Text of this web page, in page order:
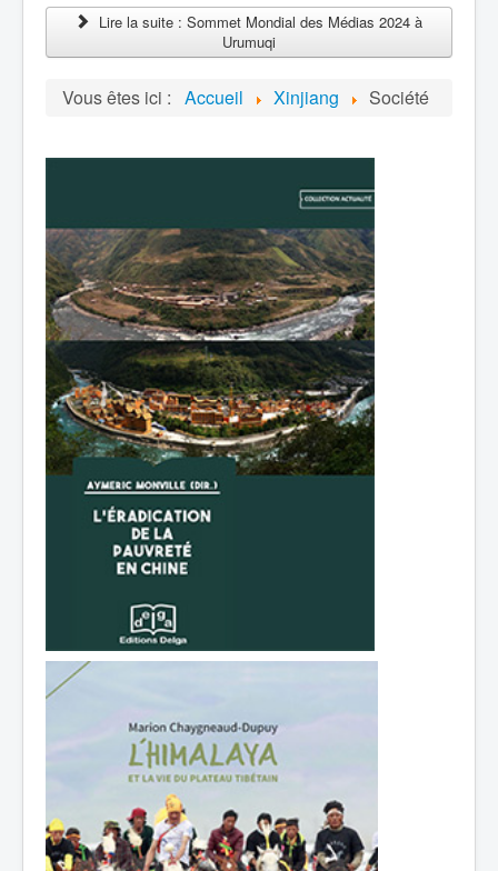
Lire la suite : Sommet Mondial des Médias 2024 à
Urumuqi
Vous êtes ici : Accueil Xinjiang Société